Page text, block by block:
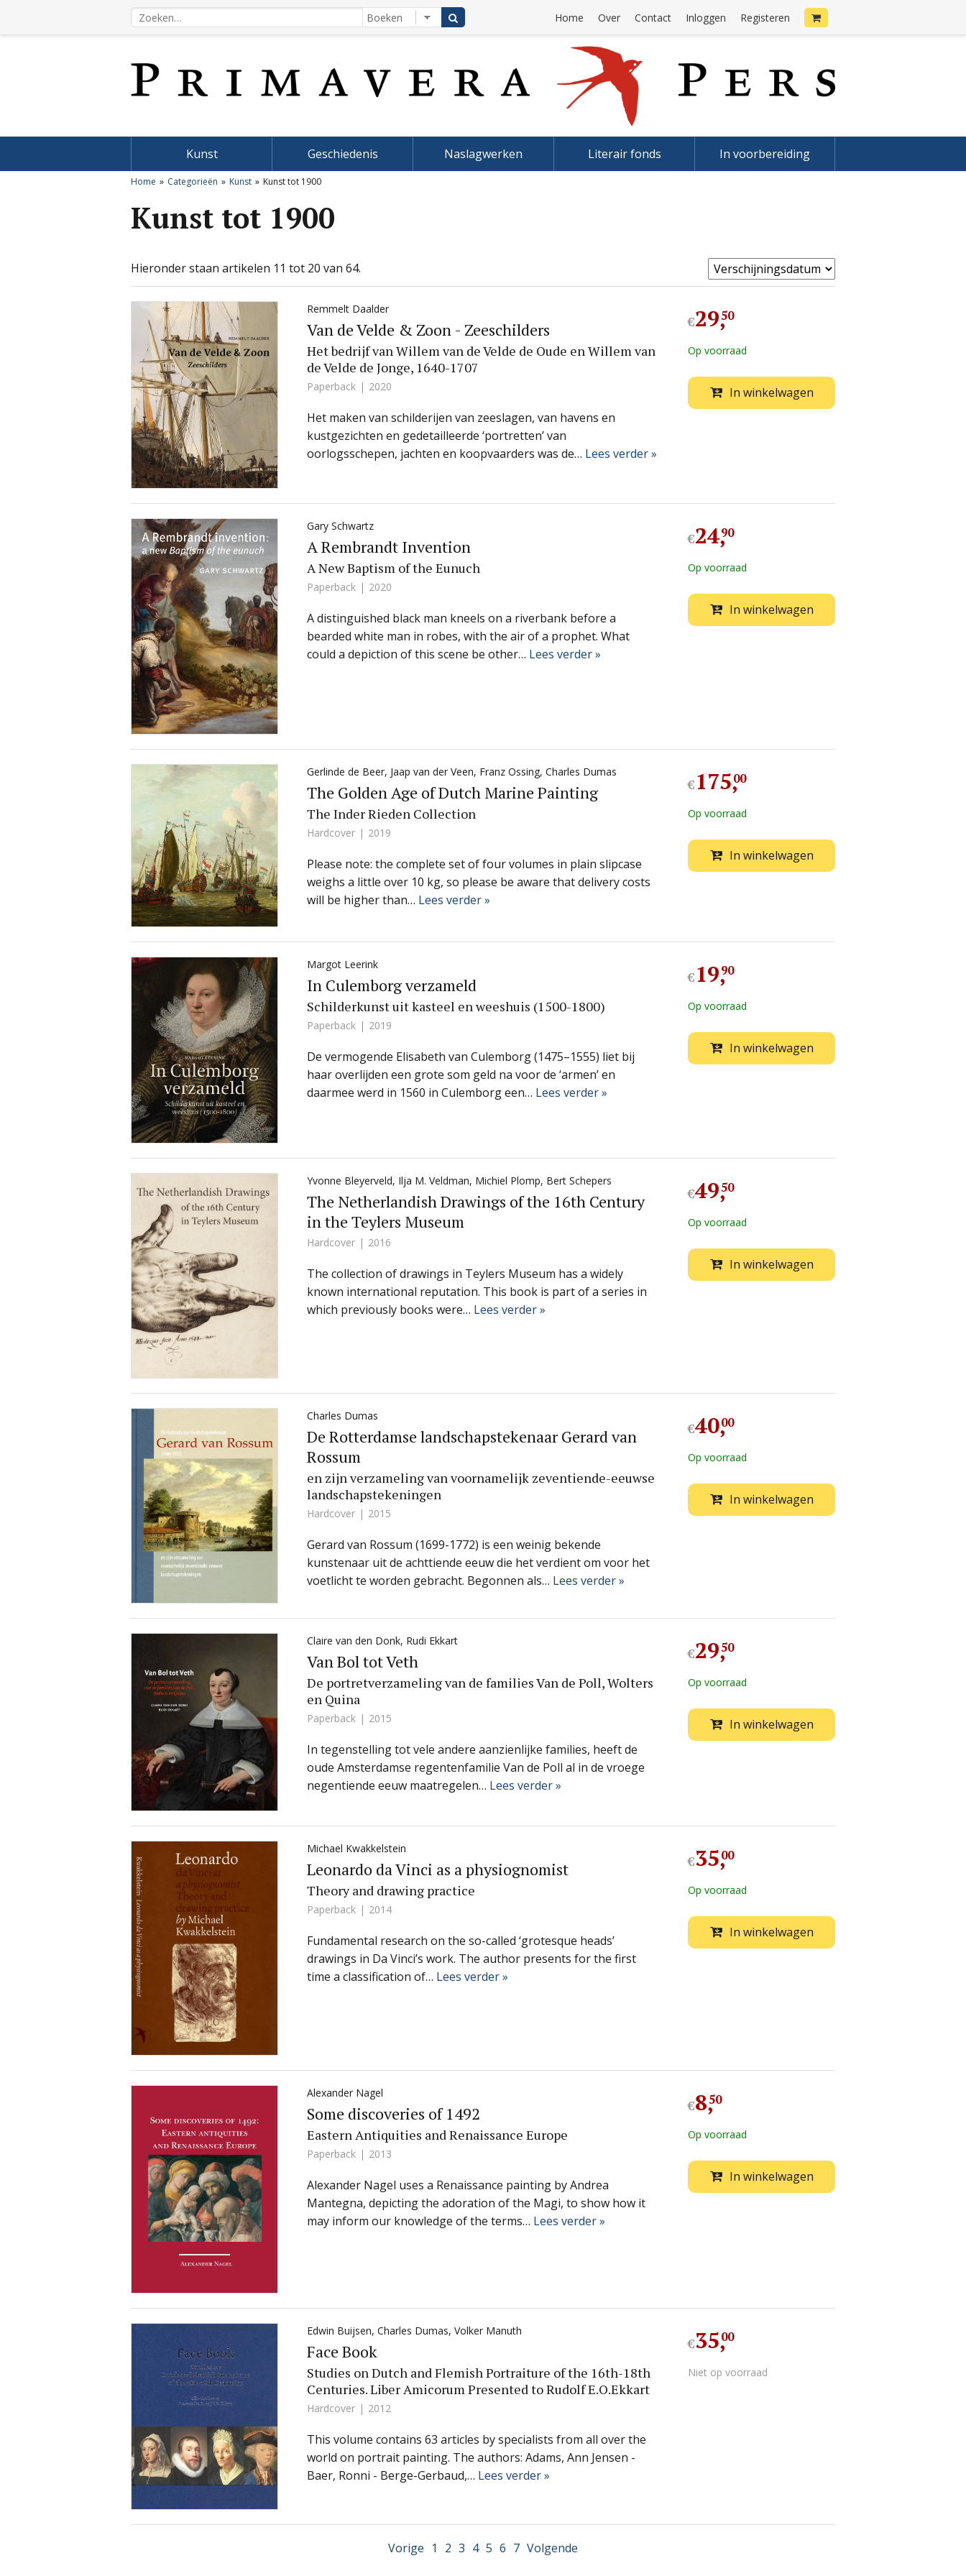
Home Over Contact Inloggen Registeren
Kunst Geschiedenis Naslagwerken Literair fonds In voorbereiding
Home Categorieën Kunst Kunst tot 1900
Kunst tot 1900
Hieronder staan artikelen 11 tot 20 van 64.
Remmelt Daalder
Van de Velde & Zoon - Zeeschilders
Het bedrijf van Willem van de Velde de Oude en Willem van
de Velde de Jonge, 1640-1707
Paperback 2020
Het maken van schilderijen van zeeslagen, van havens en
kustgezichten en gedetailleerde ‘portretten’ van
oorlogsschepen, jachten en koopvaarders was de… Lees verder »
€29,
50
Op voorraad
In winkelwagen
Gary Schwartz
A Rembrandt Invention
A New Baptism of the Eunuch
Paperback 2020
A distinguished black man kneels on a riverbank before a
bearded white man in robes, with the air of a prophet. What
could a depiction of this scene be other… Lees verder »
€24,90
Op voorraad
In winkelwagen
Gerlinde de Beer, Jaap van der Veen, Franz Ossing, Charles Dumas
The Golden Age of Dutch Marine Painting
The Inder Rieden Collection
Hardcover 2019
Please note: the complete set of four volumes in plain slipcase
weighs a little over 10 kg, so please be aware that delivery costs
will be higher than… Lees verder »
€175,00
Op voorraad
In winkelwagen
Margot Leerink
In Culemborg verzameld
Schilderkunst uit kasteel en weeshuis (1500-1800)
Paperback 2019
De vermogende Elisabeth van Culemborg (1475–1555) liet bij
haar overlijden een grote som geld na voor de ‘armen’ en
daarmee werd in 1560 in Culemborg een… Lees verder »
€19,90
Op voorraad
In winkelwagen
Yvonne Bleyerveld, Ilja M. Veldman, Michiel Plomp, Bert Schepers
The Netherlandish Drawings of the 16th Century
in the Teylers Museum
Hardcover 2016
The collection of drawings in Teylers Museum has a widely
known international reputation. This book is part of a series in
which previously books were… Lees verder »
€49,
50
Op voorraad
In winkelwagen
Charles Dumas
De Rotterdamse landschapstekenaar Gerard van
Rossum
en zijn verzameling van voornamelijk zeventiende-eeuwse
landschapstekeningen
Hardcover 2015
Gerard van Rossum (1699-1772) is een weinig bekende
kunstenaar uit de achttiende eeuw die het verdient om voor het
voetlicht te worden gebracht. Begonnen als… Lees verder »
€40,00
Op voorraad
In winkelwagen
Claire van den Donk, Rudi Ekkart
Van Bol tot Veth
De portretverzameling van de families Van de Poll, Wolters
en Quina
Paperback 2015
In tegenstelling tot vele andere aanzienlijke families, heeft de
oude Amsterdamse regentenfamilie Van de Poll al in de vroege
negentiende eeuw maatregelen… Lees verder »
€29,
50
Op voorraad
In winkelwagen
Michael Kwakkelstein
Leonardo da Vinci as a physiognomist
Theory and drawing practice
Paperback 2014
Fundamental research on the so-called ‘grotesque heads’
drawings in Da Vinci’s work. The author presents for the first
time a classification of… Lees verder »
€35,00
Op voorraad
In winkelwagen
Alexander Nagel
Some discoveries of 1492
Eastern Antiquities and Renaissance Europe
Paperback 2013
Alexander Nagel uses a Renaissance painting by Andrea
Mantegna, depicting the adoration of the Magi, to show how it
may inform our knowledge of the terms… Lees verder »
€8,
50
Op voorraad
In winkelwagen
Edwin Buijsen, Charles Dumas, Volker Manuth
Face Book
Studies on Dutch and Flemish Portraiture of the 16th-18th
Centuries. Liber Amicorum Presented to Rudolf E.O.Ekkart
Hardcover 2012
This volume contains 63 articles by specialists from all over the
world on portrait painting. The authors: Adams, Ann Jensen -
Baer, Ronni - Berge-Gerbaud,… Lees verder »
€35,00
Niet op voorraad
Vorige 1 2 3 4 5 6 7 Volgende